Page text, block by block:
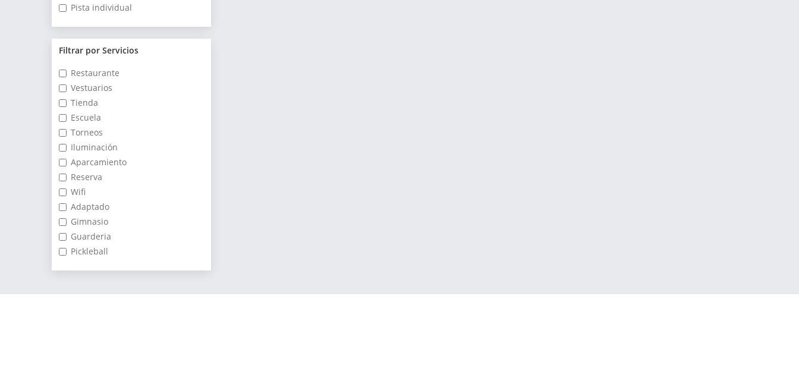
Pista individual
Filtrar por Servicios
Restaurante
Vestuarios
Tienda
Escuela
Torneos
Iluminación
Aparcamiento
Reserva
Wifi
Adaptado
Gimnasio
Guarderia
Pickleball